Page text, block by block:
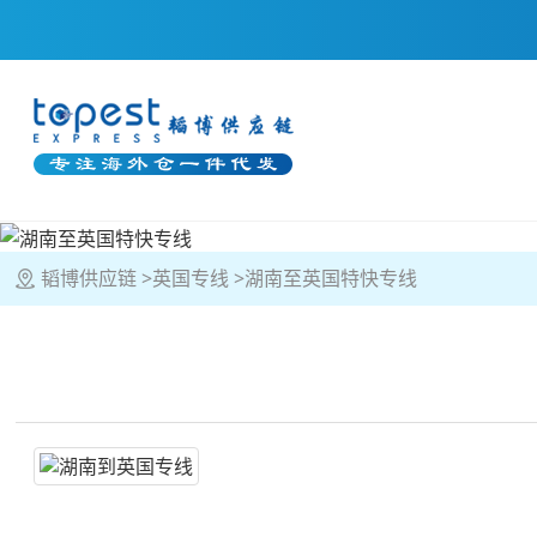
韬博供应链 英国专线 湖南至英国特快专线